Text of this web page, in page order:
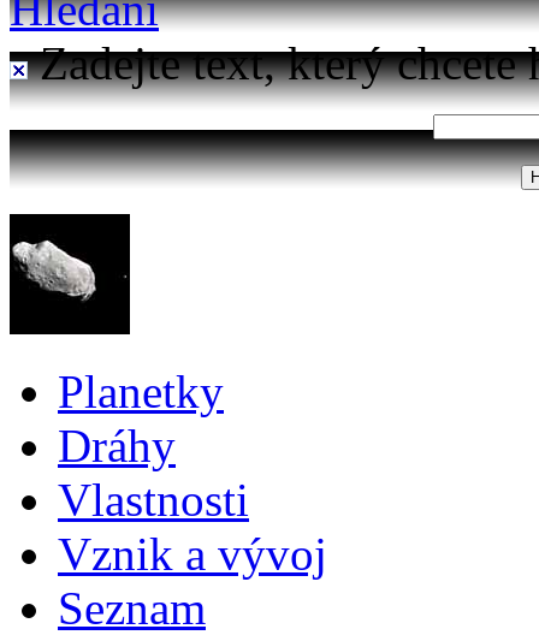
Zadejte text, který chcete
Planetky
Dráhy
Vlastnosti
Vznik a vývoj
Seznam